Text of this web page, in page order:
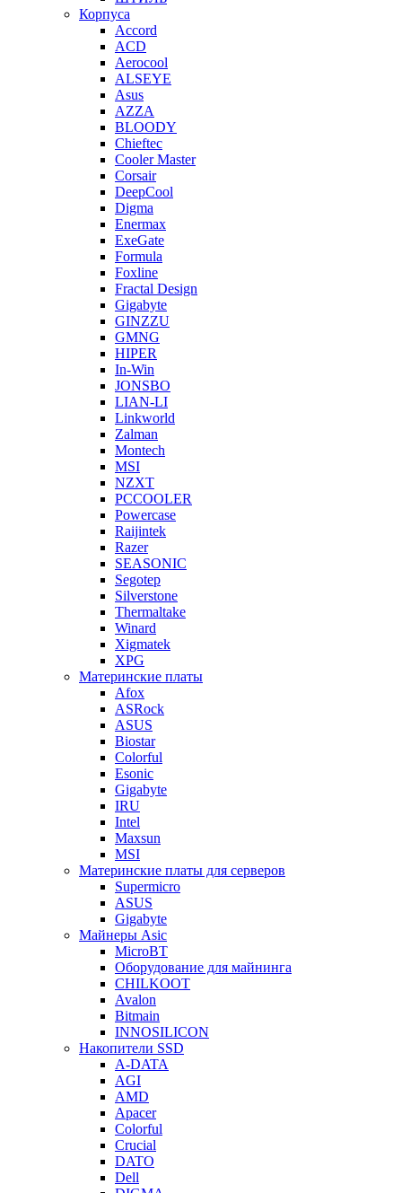
Корпуса
Accord
ACD
Aerocool
ALSEYE
Asus
AZZA
BLOODY
Chieftec
Cooler Master
Corsair
DeepCool
Digma
Enermax
ExeGate
Formula
Foxline
Fractal Design
Gigabyte
GINZZU
GMNG
HIPER
In-Win
JONSBO
LIAN-LI
Linkworld
Zalman
Montech
MSI
NZXT
PCCOOLER
Powercase
Raijintek
Razer
SEASONIC
Segotep
Silverstone
Thermaltake
Winard
Xigmatek
XPG
Материнские платы
Afox
ASRock
ASUS
Biostar
Colorful
Esonic
Gigabyte
IRU
Intel
Maxsun
MSI
Материнские платы для серверов
Supermicro
ASUS
Gigabyte
Майнеры Asic
MicroBT
Оборудование для майнинга
CHILKOOT
Avalon
Bitmain
INNOSILICON
Накопители SSD
A-DATA
AGI
AMD
Apacer
Colorful
Crucial
DATO
Dell